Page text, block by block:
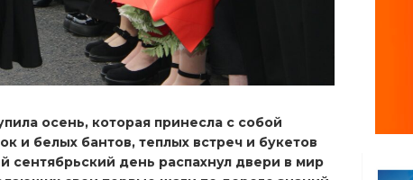
осень, которая принесла с собой
и белых бантов, теплых встреч и букетов
день распахнул двери в мир